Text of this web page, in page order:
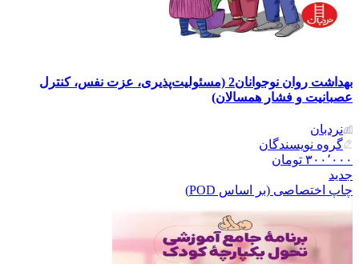
بهداشت روان نوجوانان2 (مسئولیت‌پذیری، عزت نفس، کنترل
عصبانیت و فشار همسالان)
نردبان
گروه نویسندگان
۳۰۰٬۰۰۰ تومان
جدید
چاپ اختصاصی (بر اساس POD)